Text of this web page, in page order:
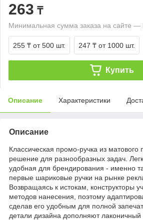
263 ₸
Минимальная сумма заказа на сайте —
255 ₸ от 500 шт. 247 ₸ от 1000 шт.
Купить
Описание Характеристики
Описание
Классическая промо-ручка из матового
решение для разнообразных задач.
удобная для брендирования - именно
первые шариковые ручки на рынке
Возвращаясь к истокам, конструкторы
методов нанесения, поэтому
сделав его удобным для полной
детали дизайна дополняют лаконичный